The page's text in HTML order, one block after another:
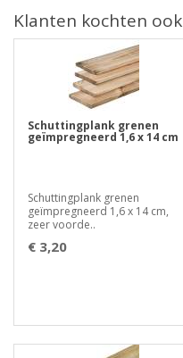
Klanten kochten ook
Schuttingplank grenen
geïmpregneerd 1,6 x 14 cm
Schuttingplank grenen
geïmpregneerd 1,6 x 14 cm,
zeer voorde..
€ 3,20